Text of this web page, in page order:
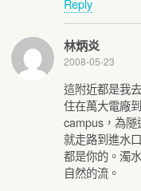
Reply
林炳炎
2008-05-23
這附近都是我
住在萬大電廠
campus，為隧
就走路到進水
都是你的。濁
自然的流。